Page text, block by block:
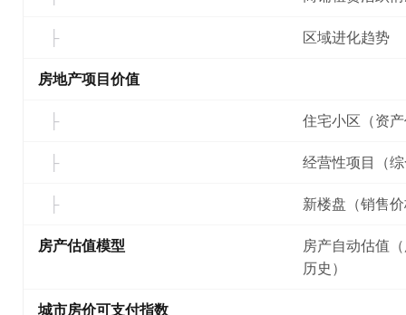
区域进化趋势
房地产项目价值
住宅小区（资
经营性项目（
新楼盘（销售
房产估值模型
房产自动估值
历史）
城市房价可支付指数